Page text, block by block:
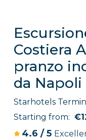
Costiera
pranzo
da Napoli
Starhotels
Starting from:
4.6 /5